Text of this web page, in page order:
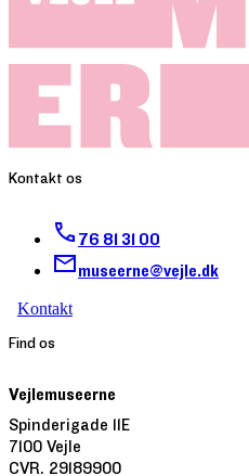
Kontakt os
76 81 31 00
museerne@vejle.dk
Kontakt
Find os
Vejlemuseerne
Spinderigade 11E
7100 Vejle
CVR. 29189900